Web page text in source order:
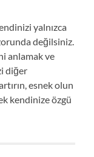
yalnızca
değilsiniz.
anlamak ve
diğer
esnek olun
kendinize özgü